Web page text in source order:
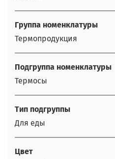
Группа номенклатуры
Термопродукция
Подгруппа номенклатуры
Термосы
Тип подгруппы
Для еды
Цвет